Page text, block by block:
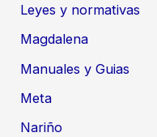
Leyes y normativas
Magdalena
Manuales y Guias
Meta
Nariño